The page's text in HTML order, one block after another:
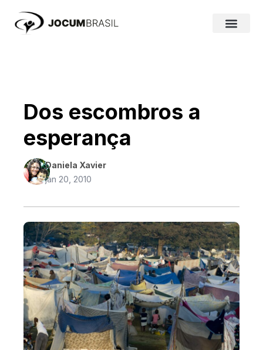
para
Dos escombros a
esperança
Daniela Xavier
jan 20, 2010